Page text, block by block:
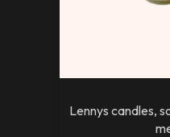
Lennys candles,